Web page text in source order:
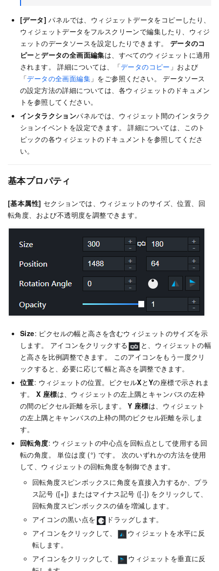
[データ] パネルでは、ウィジェットデータをコピーしたり、
ウィジェットデータをフルスクリーンで編集したり、ウィジ
ェットのデータソースを設定したりできます。 データのコ
ピーとデータの全画面編集は、すべてのウィジェットに適用
されます。 詳細については、「データのコピー 」および
「データの全画面編集 」をご参照ください。 データソース
の設定方法の詳細については、各ウィジェットのドキュメン
トを参照してください。
インタラクションパネルでは、ウィジェット間のインタラク
ションイベントを設定できます。 詳細については、このト
ピックの各ウィジェットのドキュメントを参照してくださ
い。
基本プロパティ
[基本属性] セクションでは、ウィジェットのサイズ、位置、回
転角度、および不透明度を調整できます。
Size: ピクセルの幅と高さを含むウィジェットのサイズを示
します。 アイコンをクリックする
と、ウィジェットの幅
と高さを比例調整できます。 このアイコンをもう一度クリ
ックすると、必要に応じて幅と高さを調整できます。
位置: ウィジェットの位置。ピクセルXとYの座標で示されま
す。X 座標は、ウィジェットの左上隅とキャンバスの左枠
の間のピクセル距離を示します。Y 座標は、ウィジェット
の左上隅とキャンバスの上枠の間のピクセル距離を示しま
す。
回転角度: ウィジェットの中心点を回転点として使用する回
転の角度。 単位は度 (°) です。 次のいずれかの方法を使用
して、ウィジェットの回転角度を制御できます。
回転角度スピンボックスに角度を直接入力するか、プラ
ス記号 ([+]) またはマイナス記号 ([-]) をクリックして、
回転角度スピンボックスの値を増減します。
アイコンの黒い点を
ドラッグします。
アイコンをクリックして、
ウィジェットを水平に反
転します。
アイコンをクリックして、
ウィジェットを垂直に反